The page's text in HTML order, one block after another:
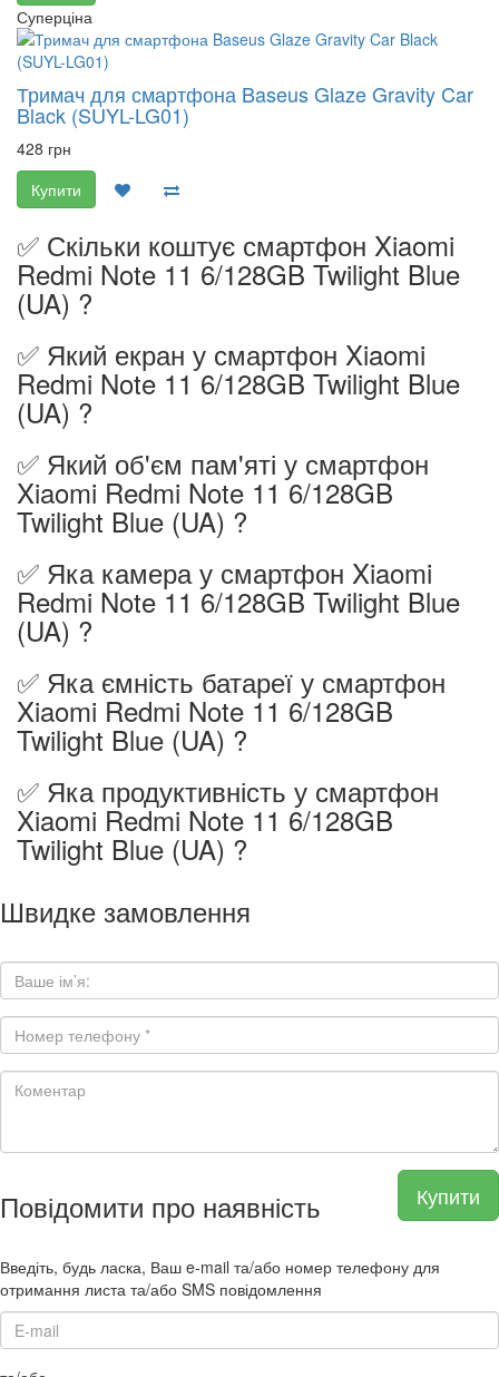
Суперціна
Тримач для смартфона Baseus Glaze Gravity Car
Black (SUYL-LG01)
428 грн
Купити
✅ Скільки коштує смартфон Xiaomi
Redmi Note 11 6/128GB Twilight Blue
(UA) ?
✅ Який екран у смартфон Xiaomi
Redmi Note 11 6/128GB Twilight Blue
(UA) ?
✅ Який об'єм пам'яті у смартфон
Xiaomi Redmi Note 11 6/128GB
Twilight Blue (UA) ?
✅ Яка камера у смартфон Xiaomi
Redmi Note 11 6/128GB Twilight Blue
(UA) ?
✅ Яка ємність батареї у смартфон
Xiaomi Redmi Note 11 6/128GB
Twilight Blue (UA) ?
✅ Яка продуктивність у смартфон
Xiaomi Redmi Note 11 6/128GB
Twilight Blue (UA) ?
Швидке замовлення
Купити
Повідомити про наявність
Введіть, будь ласка, Ваш e-mail та/або номер телефону для
отримання листа та/або SMS повідомлення